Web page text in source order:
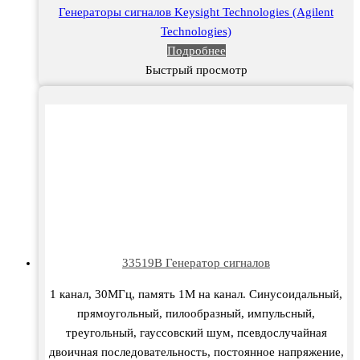
Генераторы сигналов Keysight Technologies (Agilent
Technologies)
Подробнее
Быстрый просмотр
33519B Генератор сигналов
1 канал, 30МГц, память 1М на канал. Синусоидальный,
прямоугольный, пилообразный, импульсный,
треугольный, гауссовский шум, псевдослучайная
двоичная последовательность, постоянное напряжение,